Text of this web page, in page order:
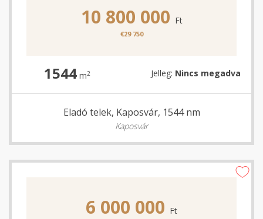
10 800 000 Ft
€29 750
1544 m2 Jelleg: Nincs megadva
Eladó telek, Kaposvár, 1544 nm
Kaposvár
6 000 000 Ft